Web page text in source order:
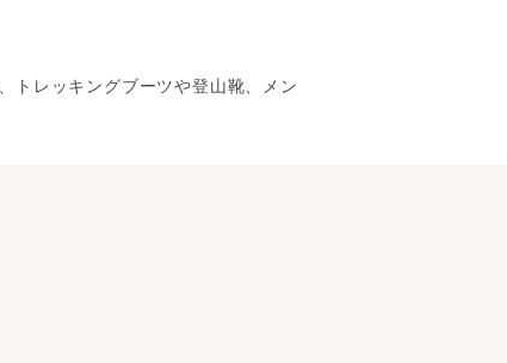
トレッキングブーツや登山靴、メン